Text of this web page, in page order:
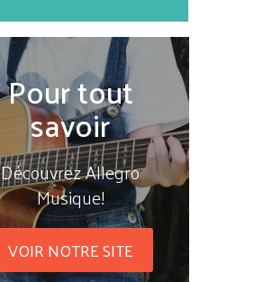
Pour tout
savoir
Découvrez Allegro
Musique!
VOIR NOTRE SITE